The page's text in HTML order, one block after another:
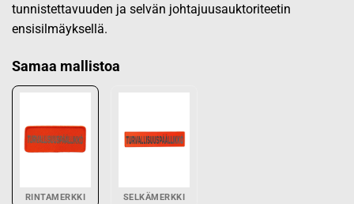
tunnistettavuuden ja selvän johtajuusauktoriteetin
ensisilmäyksellä.
Samaa mallistoa
RINTAMERKKI SELKÄMERKKI